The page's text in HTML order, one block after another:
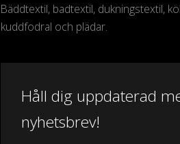
Bäddtextil, badtextil, dukningstextil,
kuddfodral och plädar.
Håll dig uppdaterad
nyhetsbrev!